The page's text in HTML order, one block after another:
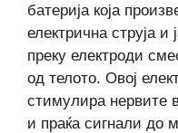
батерија која
електрична струја и
преку електроди
од телото. Овој
стимулира нервите
и праќа сигнали до